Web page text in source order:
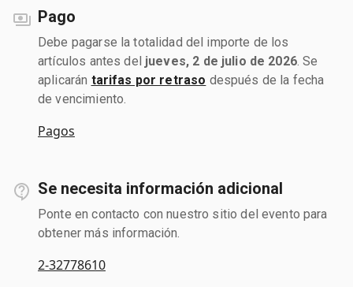
Pago
Debe pagarse la totalidad del importe de los
artículos antes del jueves, 2 de julio de 2026. Se
aplicarán tarifas por retraso después de la fecha
de vencimiento.
Pagos
Se necesita información adicional
Ponte en contacto con nuestro sitio del evento para
obtener más información.
2-32778610